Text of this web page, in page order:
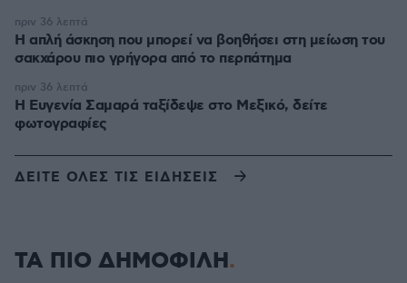
Η απλή άσκηση που μπορεί να βοηθήσει στη μείωση του
σακχάρου πιο γρήγορα από το περπάτημα
πριν 36 λεπτά
Η Ευγενία Σαμαρά ταξίδεψε στο Μεξικό, δείτε
φωτογραφίες
πριν 36 λεπτά
ΔΕΙΤΕ ΟΛΕΣ ΤΙΣ ΕΙΔΗΣΕΙΣ
ΤΑ ΠΙΟ ΔΗΜΟΦΙΛΗ